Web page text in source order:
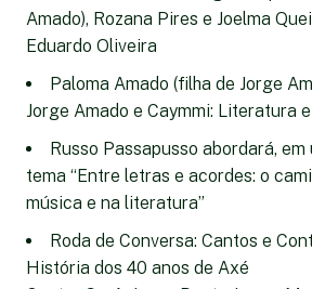
Amado), Rozana Pires e Joelma
Eduardo Oliveira
Paloma Amado (filha de Jorge
Jorge Amado e Caymmi: Literatura
Russo Passapusso abordará, em
tema “Entre letras e acordes: o
música e na literatura”
Roda de Conversa: Cantos e
História dos 40 anos de Axé